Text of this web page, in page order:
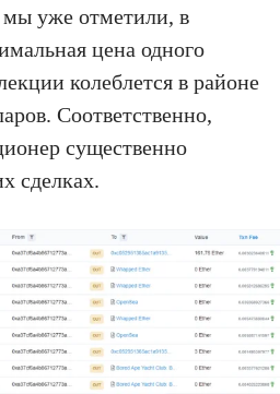
мы уже отметили, в
цена одного
колеблется в районе
Соответственно,
существенно
сделках.